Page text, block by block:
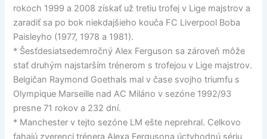
rokoch 1999 a 2008 získať už tretiu trofej v Lige majstrov a
zaradiť sa po bok niekdajšieho kouča FC Liverpool Boba
Paisleyho (1977, 1978 a 1981).
* Šesťdesiatsedemročný Alex Ferguson sa zároveň môže
stať druhým najstarším trénerom s trofejou v Lige majstrov.
Belgičan Raymond Goethals mal v čase svojho triumfu s
Olympique Marseille nad AC Miláno v sezóne 1992/93
presne 71 rokov a 232 dní.
* Manchester v tejto sezóne LM ešte neprehral. Celkovo
ťahajú zverenci trénera Alexa Fergusona úctyhodnú sériu